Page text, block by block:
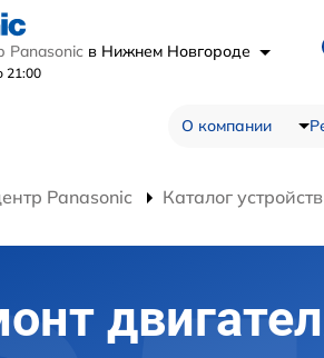
Panasonic в Нижнем Новгороде
21:00
О компании
Panasonic Каталог устройств